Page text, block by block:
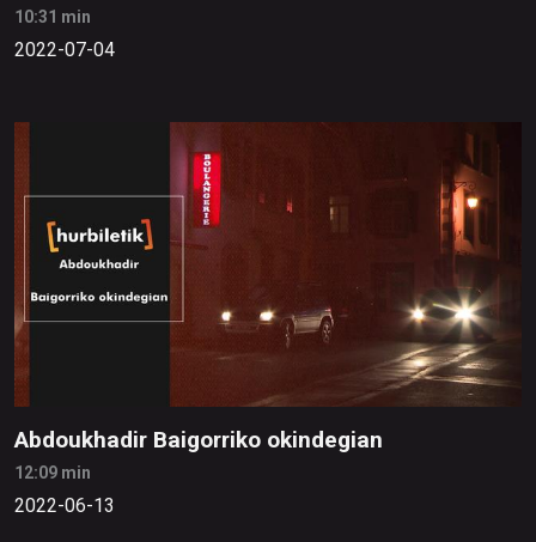
10:31 min
2022-07-04
Abdoukhadir Baigorriko okindegian
12:09 min
2022-06-13